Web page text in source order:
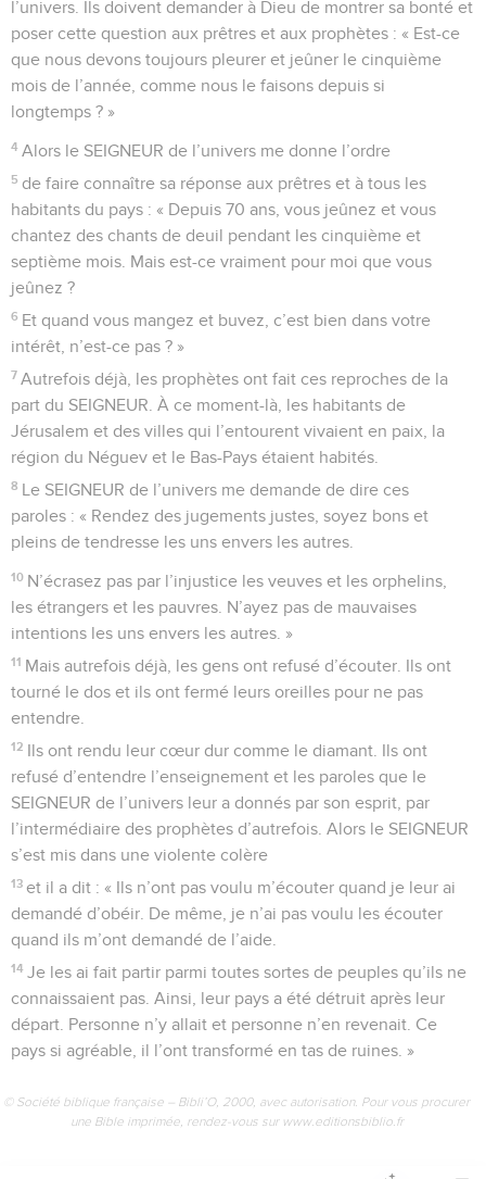
l’univers. Ils doivent demander à Dieu de montrer sa bonté et
poser cette question aux prêtres et aux prophètes : « Est-ce
que nous devons toujours pleurer et jeûner le cinquième
mois de l’année, comme nous le faisons depuis si
longtemps ? »
4 Alors le SEIGNEUR de l’univers me donne l’ordre
5 de faire connaître sa réponse aux prêtres et à tous les
habitants du pays : « Depuis 70 ans, vous jeûnez et vous
chantez des chants de deuil pendant les cinquième et
septième mois. Mais est-ce vraiment pour moi que vous
jeûnez ?
6 Et quand vous mangez et buvez, c’est bien dans votre
intérêt, n’est-ce pas ? »
7 Autrefois déjà, les prophètes ont fait ces reproches de la
part du SEIGNEUR. À ce moment-là, les habitants de
Jérusalem et des villes qui l’entourent vivaient en paix, la
région du Néguev et le Bas-Pays étaient habités.
8 Le SEIGNEUR de l’univers me demande de dire ces
paroles : « Rendez des jugements justes, soyez bons et
pleins de tendresse les uns envers les autres.
10 N’écrasez pas par l’injustice les veuves et les orphelins,
les étrangers et les pauvres. N’ayez pas de mauvaises
intentions les uns envers les autres. »
11 Mais autrefois déjà, les gens ont refusé d’écouter. Ils ont
tourné le dos et ils ont fermé leurs oreilles pour ne pas
entendre.
12 Ils ont rendu leur cœur dur comme le diamant. Ils ont
refusé d’entendre l’enseignement et les paroles que le
SEIGNEUR de l’univers leur a donnés par son esprit, par
l’intermédiaire des prophètes d’autrefois. Alors le SEIGNEUR
s’est mis dans une violente colère
13 et il a dit : « Ils n’ont pas voulu m’écouter quand je leur ai
demandé d’obéir. De même, je n’ai pas voulu les écouter
quand ils m’ont demandé de l’aide.
14 Je les ai fait partir parmi toutes sortes de peuples qu’ils ne
connaissaient pas. Ainsi, leur pays a été détruit après leur
départ. Personne n’y allait et personne n’en revenait. Ce
pays si agréable, il l’ont transformé en tas de ruines. »
© Société biblique française – Bibli’O, 2000, avec autorisation. Pour vous procurer
une Bible imprimée, rendez-vous sur www.editionsbiblio.fr